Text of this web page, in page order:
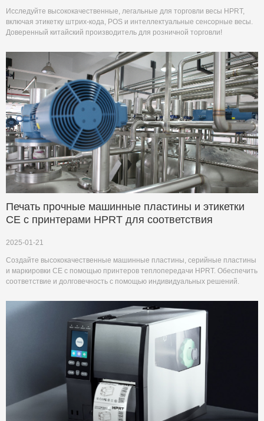
Исследуйте высококачественные, легальные для торговли весы HPRT,
включая этикетку штрих-кода, POS и интеллектуальные сенсорные весы.
Доверенный китайский производитель для розничной торговли!
Печать прочные машинные пластины и этикетки
CE с принтерами HPRT для соответствия
2025-01-21
Создайте высококачественные машинные пластины, серийные пластины
и маркировки CE с помощью принтеров теплопередачи HPRT. Обеспечить
соответствие и долговечность с помощью индивидуальных решений.